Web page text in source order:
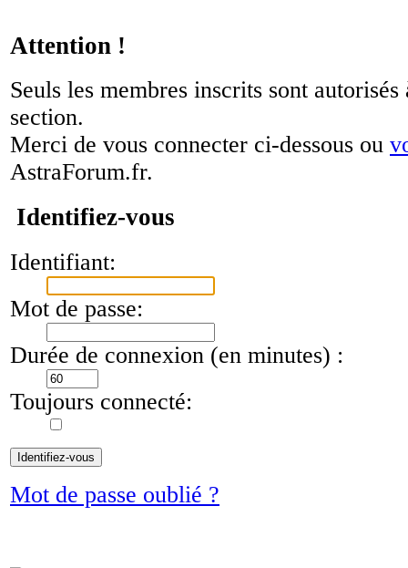
Attention !
Seuls les membres inscrits sont autorisés
section.
Merci de vous connecter ci-dessous ou
AstraForum.fr.
Identifiez-vous
Identifiant:
Mot de passe:
Durée de connexion (en minutes) :
Toujours connecté:
Mot de passe oublié ?